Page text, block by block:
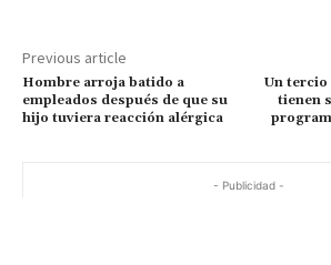
Previous article
Hombre arroja batido a
empleados después de que su
hijo tuviera reacción alérgica
Un tercio
tienen
- Publicidad -